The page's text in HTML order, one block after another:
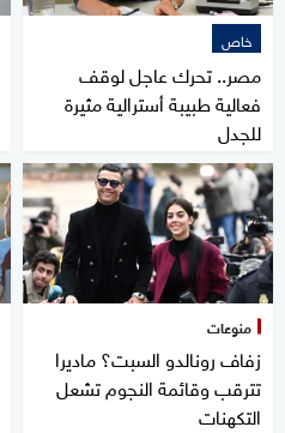
خاص
مصر.. تحرك عاجل لوقف
فعالية طبيبة أسترالية مثيرة
للجدل
منوعات
زفاف رونالدو السبت؟ ماديرا
تترقب وقائمة النجوم تشعل
التكهنات